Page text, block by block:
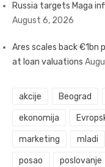
Russia targets Maga
August 6, 2026
Ares scales back
at loan valuations
akcije Beograd
ekonomija
marketing mladi
posao poslovanje